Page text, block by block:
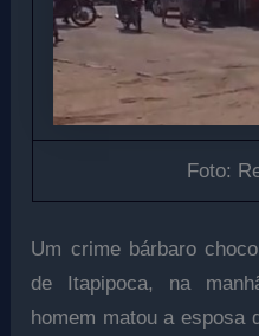
Foto:
Um crime bárbaro
de Itapipoca, na
homem matou a esposa